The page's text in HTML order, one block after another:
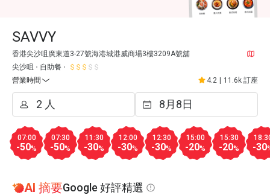
SAVVY
香港尖沙咀廣東道3-27號海港城港威商場3樓3209A號舖
尖沙咀
自助餐
營業時間
4.2 11.6k 訂座
07:00
-50%
07:30
-50%
11:30
-30%
12:00
-30%
12:30
-30%
15:00
-20%
15:30
-20% -30
AI 摘要Google 好評精選